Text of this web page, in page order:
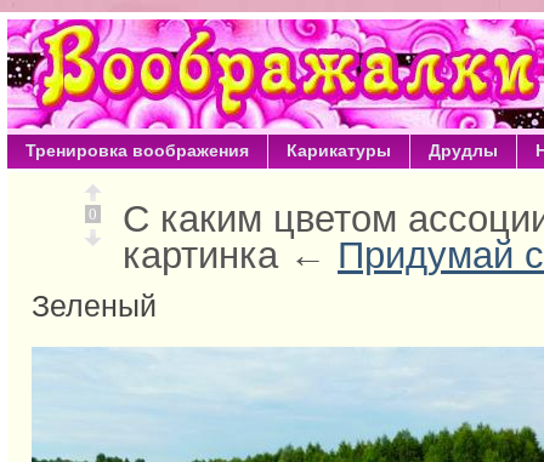
Тренировка воображения Карикатуры Друдлы
0
С каким цветом
картинка ← Придумай
Зеленый